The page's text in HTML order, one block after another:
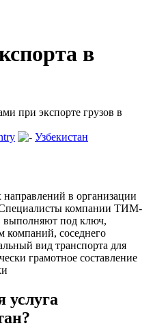
в
при экспорте грузов в
Узбекистан
в организации
Специалисты компании ТИМ-
под ключ,
компаний, соседнего
вид транспорта для
грамотное составление
услуга